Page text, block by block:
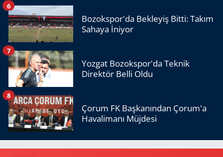
Bozokspor'da Bekleyiş Bitti: Takım
Sahaya İniyor
6
Yozgat Bozokspor'da Teknik
Direktör Belli Oldu
7
Çorum FK Başkanından Çorum'a
Havalimanı Müjdesi
8